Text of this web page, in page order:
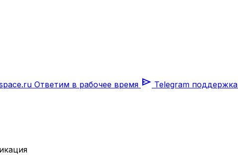
Ответим в рабочее время send Telegram поддержка